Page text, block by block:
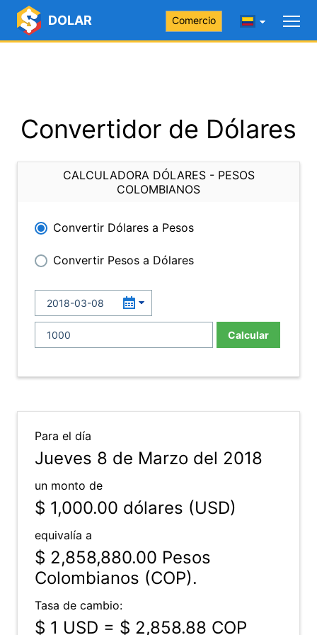
DOLAR Comercio
Convertidor de Dólares
CALCULADORA DÓLARES - PESOS
COLOMBIANOS
Convertir Dólares a Pesos
Convertir Pesos a Dólares
Calcular
Para el día
Jueves 8 de Marzo del 2018
un monto de
$ 1,000.00 dólares (USD)
equivalía a
$ 2,858,880.00 Pesos
Colombianos (COP).
Tasa de cambio:
$ 1 USD = $ 2,858.88 COP